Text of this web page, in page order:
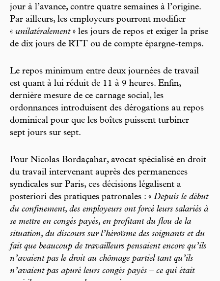
jour à l’avance, contre quatre semaines à l’origine.
Par ailleurs, les employeurs pourront modifier
« unilatéralement» les jours de repos et exiger la prise
de dix jours de RTT ou de compte épargne-temps.
Le repos minimum entre deux journées de travail
est quant à lui réduit de 11 à 9 heures. Enfin,
dernière mesure de ce carnage social, les
ordonnances introduisent des dérogations au repos
dominical pour que les boîtes puissent turbiner
sept jours sur sept.
Pour Nicolas Bordaçahar, avocat spécialisé en droit
du travail intervenant auprès des permanences
syndicales sur Paris, ces décisions légalisent a
posteriori des pratiques patronales : « Depuis le début
du confinement, des employeurs ont forcé leurs salariés à
se mettre en congés payés, en profitant du flou de la
situation, du discours sur l’héroïsme des soignants et du
fait que beaucoup de travailleurs pensaient encore qu’ils
n’avaient pas le droit au chômage partiel tant qu’ils
n’avaient pas apuré leurs congés payés – ce qui était